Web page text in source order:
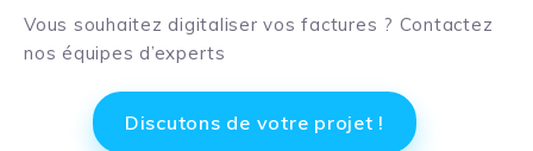
Vous souhaitez digitaliser vos factures ? Contactez
nos équipes d’experts
Discutons de votre projet !